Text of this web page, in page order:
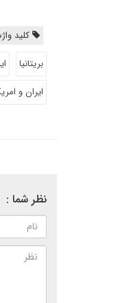
کلید
بریتانیا
ایران و
نظر شما :